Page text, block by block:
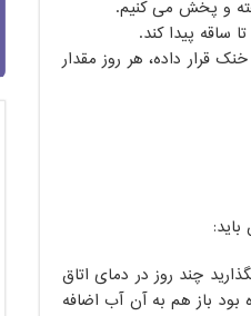
و پخش می کنیم.
ساقه پیدا کند.
قرار داده، هر روز مقدار
چند روز در دمای اتاق
باز هم به آن آب اضافه